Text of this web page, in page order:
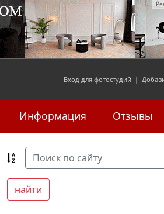
Вход для фотостудий |
Информация Отзывы